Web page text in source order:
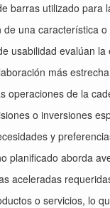
barras utilizado para
una característica
usabilidad evalúan
más
de la
o inversiones
y
planificado aborda
aceleradas
o servicios, lo